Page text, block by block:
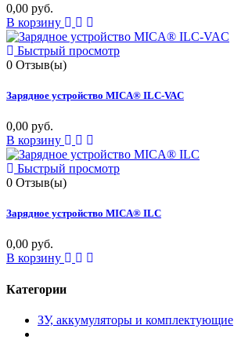
0,00 руб.
В корзину
Быстрый просмотр
0 Отзыв(ы)
Зарядное устройство MICA® ILС-VAC
0,00 руб.
В корзину
Быстрый просмотр
0 Отзыв(ы)
Зарядное устройство MICA® ILС
0,00 руб.
В корзину
Категории
ЗУ, аккумуляторы и комплектующие